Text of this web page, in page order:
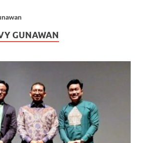
GUNAWAN